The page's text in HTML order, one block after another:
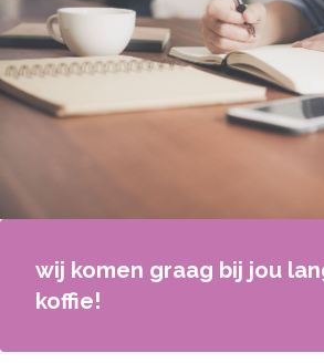
wij komen graag bij jou
koffie!